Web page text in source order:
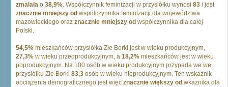
zmalała o 38,9%. Współczynnik feminizacji w przysiółku wynosi 83 i jest
znacznie mniejszy od współczynnika feminizacji dla województwa
mazowieckiego oraz znacznie mniejszy od współczynnika dla całej
Polski.
54,5% mieszkańców przysiółka Złe Borki jest w wieku produkcyjnym,
27,3% w wieku przedprodukcyjnym, a 18,2% mieszkańców jest w wieku
poprodukcyjnym. Na 100 osób w wieku produkcyjnym przypada we we
przysiółku Złe Borki 83,3 osób w wieku nieprodukcyjnym. Ten wskaźnik
obciążenia demograficznego jest więc znacznie większy od wkażnika dla